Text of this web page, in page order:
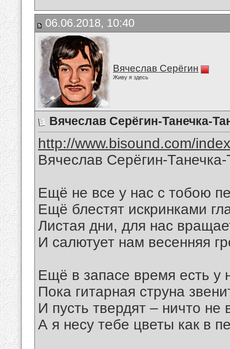
06.06.2018, 10:40
Вячеслав Серёгин
Живу я здесь
Вячеслав Серёгин-Танечка-
http://www.bisound.com/
Вячеслав Серёгин-
Ещё не все у нас с тобою
Ещё блестят искринками
Листая дни, для нас
И салютует нам весенняя
Ещё в запасе время есть у
Пока гитарная струна
И пусть твердят – ничто не
А я несу тебе цветы как в